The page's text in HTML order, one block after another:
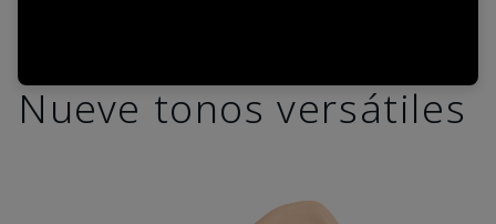
Nueve tonos versátiles